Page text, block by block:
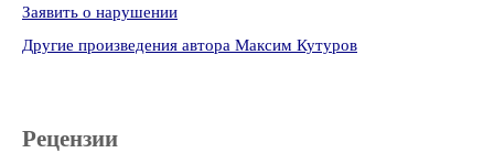
Заявить о нарушении
Другие произведения автора Максим Кутуров
Рецензии